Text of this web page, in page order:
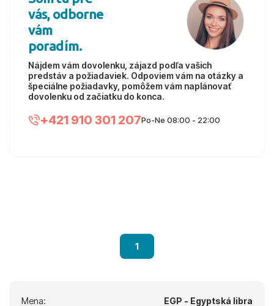
vás, odborne
vám
poradím.
Nájdem vám dovolenku, zájazd podľa vašich
predstáv a požiadaviek. Odpoviem vám na otázky a
špeciálne požiadavky, pomôžem vám naplánovať
dovolenku od začiatku do konca.
+421 910 301 207Po-Ne 08:00 - 22:00
1
Mena: EGP - Egyptská libra